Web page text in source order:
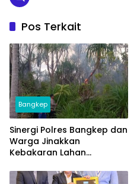
Pos Terkait
Bangkep
Sinergi Polres Bangkep dan
Warga Jinakkan
Kebakaran Lahan